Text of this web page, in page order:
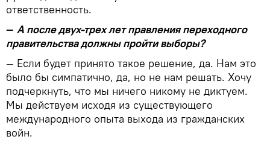
ответственность.
— А после двух-трех лет правления переходного
правительства должны пройти выборы?
— Если будет принято такое решение, да. Нам это
было бы симпатично, да, но не нам решать. Хочу
подчеркнуть, что мы ничего никому не диктуем.
Мы действуем исходя из существующего
международного опыта выхода из гражданских
войн.